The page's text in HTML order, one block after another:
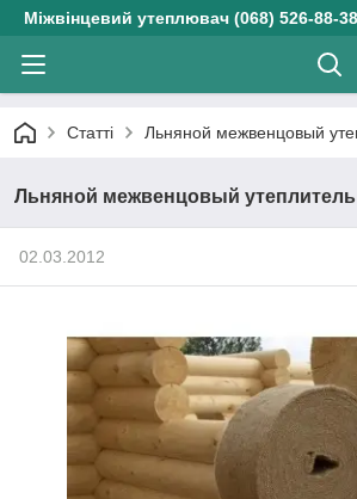
Міжвінцевий утеплювач (068) 526-88-
Статті Льняной межвенцовый
Льняной межвенцовый
02.03.2012